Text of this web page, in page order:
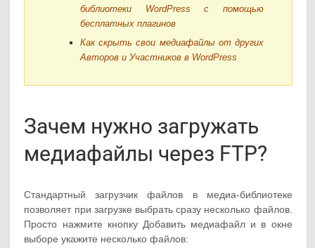
библиотеки WordPress с помощью
бесплатных плагинов
Как скрыть свои медиафайлы от других
Авторов и Участников в WordPress
Зачем нужно загружать
медиафайлы через FTP?
Стандартный загрузчик файлов в медиа-библиотеке
позволяет при загрузке выбрать сразу несколько файлов.
Просто нажмите кнопку Добавить медиафайл и в окне
выборе укажите несколько файлов: